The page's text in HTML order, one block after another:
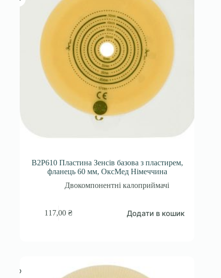
B2P610 Пластина Зенсів базова з пластирем,
фланець 60 мм, ОксМед Німеччина
Двокомпонентні калоприймачі
117,00₴ Додати в кошик